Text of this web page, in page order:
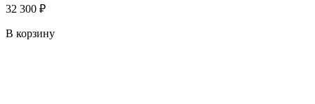
32 300 ₽
В корзину